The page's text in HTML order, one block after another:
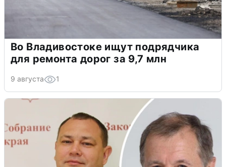
Во Владивостоке ищут подрядчика
для ремонта дорог за 9,7 млн
9 августа 1